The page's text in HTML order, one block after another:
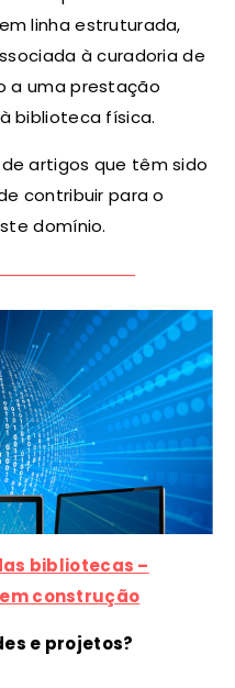
linha estruturada,
à curadoria de
a uma prestação
biblioteca física.
artigos que têm sido
contribuir para o
domínio.
bibliotecas –
construção
e projetos?